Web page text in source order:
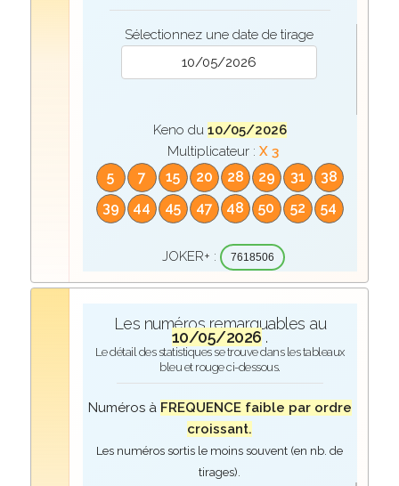
Sélectionnez une date de tirage
Keno du 10/05/2026
Multiplicateur :X 3
5 7 15 20 28 29 31
38
39
44 45 47 48 50 52 54
JOKER+ : 7618506
Les numéros remarquables au
10/05/2026 .
Le détail des statistiques se trouve dans les tableaux
bleu et rouge ci-dessous.
Numéros à FREQUENCE faible par ordre
croissant.
Les numéros sortis le moins souvent (en nb. de
tirages).